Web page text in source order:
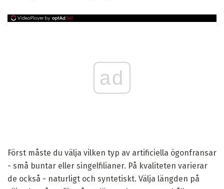
ad
Först måste du välja vilken typ av artificiella ögonfransar
- små buntar eller singelfilianer. På kvaliteten varierar
de också - naturligt och syntetiskt. Välja längden på